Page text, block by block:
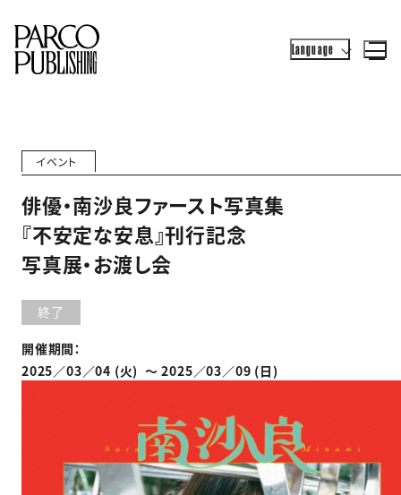
Language
イベント
俳優・南沙良ファースト写真集
『不安定な安息』刊行記念
写真展・お渡し会
終了
開催期間：
2025／03／04 (火) 〜 2025／03／09 (日)